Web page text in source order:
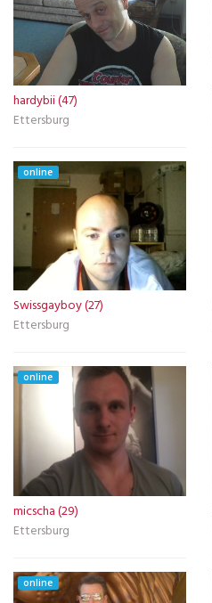
hardybii (47)
Ettersburg
online
Swissgayboy (27)
Ettersburg
online
micscha (29)
Ettersburg
online